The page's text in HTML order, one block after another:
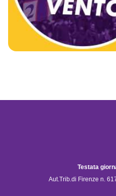
Testata
Aut.Trib.di Firenze n.